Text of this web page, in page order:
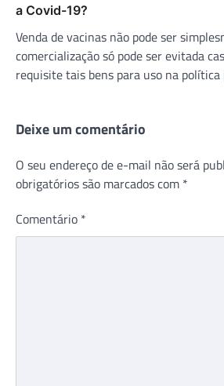
a Covid-19?
Venda de vacinas não pode ser
comercialização só pode ser evitada
requisite tais bens para uso na política
Deixe um comentário
O seu endereço de e-mail não será
obrigatórios são marcados com *
Comentário *